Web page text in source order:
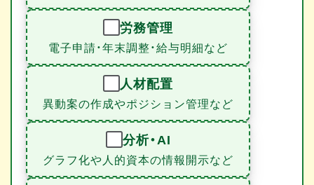
労務管理
電子申請・年末調整・給与明細など
人材配置
異動案の作成やポジション管理など
分析・AI
グラフ化や人的資本の情報開示など